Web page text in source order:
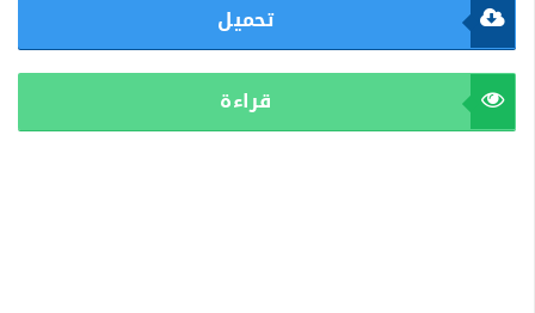
تحميل
قراءة